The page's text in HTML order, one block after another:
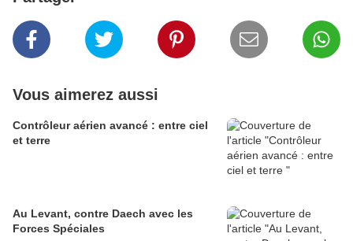
Vous aimerez aussi
Contrôleur aérien avancé : entre ciel
et terre
Au Levant, contre Daech avec les
Forces Spéciales